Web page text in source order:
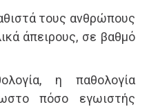
τους ανθρώπους
άπειρους, σε βαθμό
η παθολογία
πόσο εγωιστής